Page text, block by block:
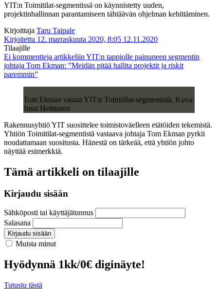
YIT:n Toimitilat-segmentissä on käynnistetty uuden,
projektinhallinnan parantamiseen tähtäävän ohjelman kehittäminen.
Kirjoittaja Taru Taipale
Kirjoitettu 12. marraskuuta 2020, 8:05 12.11.2020
Tilaajille
Ei kommentteja artikkeliin YIT:n tappiolle painuneen segmentin
johtaja Tom Ekman: ”Meidän pitää hallita projektit ja riskit
paremmin”
Tom Ekman vastaa YIT:n Toimitilat-segmentistä. Kuva:
Jussi Helttunen
Rakennusyhtiö YIT suosittelee toimistoväelleen etätöiden tekemistä.
Yhtiön Toimitilat-segmentistä vastaava johtaja Tom Ekman pyrkii
noudattamaan suositusta. Hänestä on tärkeää, että yhtiön johto
näyttää esimerkkiä.
Tämä artikkeli on tilaajille
Kirjaudu sisään
Sähköposti tai käyttäjätunnus
Salasana
Kirjaudu sisään
Muista minut
Hyödynnä 1kk/0€ diginäyte!
Tutustu tästä